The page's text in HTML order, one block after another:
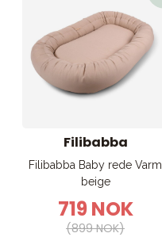
Filibabba
Filibabba Baby rede Varm
beige
719 NOK
(899 NOK)